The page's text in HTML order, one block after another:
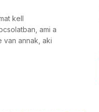
kell
ami a
van annak, aki